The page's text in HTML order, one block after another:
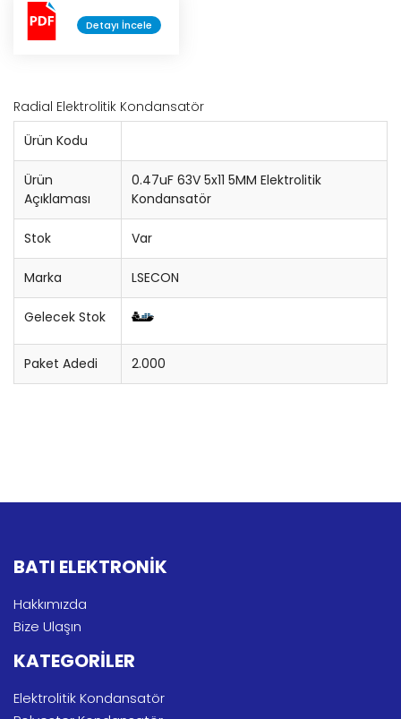
Konnektör
Trimpot
Sigorta
Potansiyometre
Cihaz Düğmesi
Bobin
Lehim Teli
Detayı İncele
Radial Elektrolitik Kondansatör
Ürün Kodu
Ürün
Açıklaması
0.47uF 63V 5x11 5MM Elektrolitik
Kondansatör
Stok Var
Marka LSECON
Gelecek Stok
Paket Adedi 2.000
BATI ELEKTRONİK
Hakkımızda
Bize Ulaşın
KATEGORİLER
Elektrolitik Kondansatör